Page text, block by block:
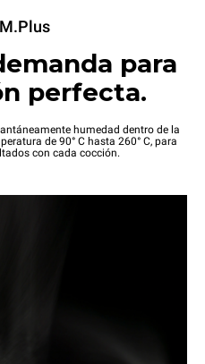
para
perfecta.
humedad dentro de la
de 90° C hasta 260° C, para
con cada cocción.